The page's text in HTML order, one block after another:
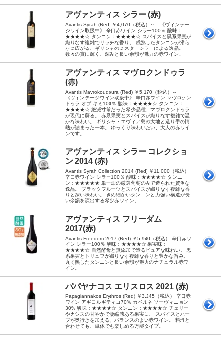
アヴァンティス シラー (赤)
Avantis Syrah (Red) ￥4,070（税込）～ 《ヴィンテー
ジワイン取扱中》 辛口赤ワイン シラー100％ 酸味：
★★★★☆ タンニン：★★★★☆ スパイスと黒系果実が
織りなす複雑でリッチな香り。 成熟したタンニンが滑ら
かに広がる、ギリシャのミスターシラーによる逸品。
数々の賞に輝く、深みと長い余韻が魅力の赤ワイン｡
アヴァンティス マヴロクンドゥラ
(赤)
Avantis Mavrokoudoura (Red) ￥5,170（税込）～
《ヴィンテージワイン取扱中》 辛口赤ワイン マヴロクン
ドゥラ オブ キミ100％ 酸味：★★★★☆ タンニン：
★★★★☆ 絶滅寸前だった希少品種、マヴロクンドゥラ
が現代に蘇る。 赤系果実とスパイスが織りなす複雑で温
かな味わい。 ギリシャ・エヴィア島の大地と造り手の情
熱が詰まった一本。 ゆっくり味わいたい、大人の赤ワイ
ンです。
アヴァンティス シラー コレクショ
ン 2014 (赤)
Avantis Syrah Collection 2014 (Red) ￥11,000（税込）
辛口赤ワイン シラー100％ 酸味：★★★★☆ タンニ
ン：★★★★★ 単一畑の厳選葡萄のみで造られた贅沢な
逸品。 ブラックフルーツとスパイスが織りなす複雑な香
りと深い味わい。 きめ細かいタンニンと力強い構造が長
い余韻を演出する希少赤ワイン。
アヴァンティス フリーダム
2017(赤)
Avantis Freedom 2017 (Red) ￥5,940（税込） 辛口赤ワ
イン シラー100％ 酸味：★★★★☆ 果実味：
★★★★☆ 自然酵母と無添加で造るピュアな味わい。 黒
系果実とトリュフが織りなす複雑な香りと豊かな旨み。
丸く熟したタンニンと長い余韻が魅力のナチュラル赤ワ
イン。
パパヤナコス エリスロス 2021 (赤)
Papagiannakos Erythros (Red) ￥3,245（税込） 辛口赤
ワイン アギヨルギティコ70% カベルネ ソーヴィニョン
30% 酸味：★★★★☆ タンニン：★★★★☆ チェリー
やカシスの甘やかで凝縮感ある果実に、 スパイスとハー
ブが奥行きを加える、バランスのよい赤ワイン。 料理と
合わせても、単体でも楽しめる万能タイプ。